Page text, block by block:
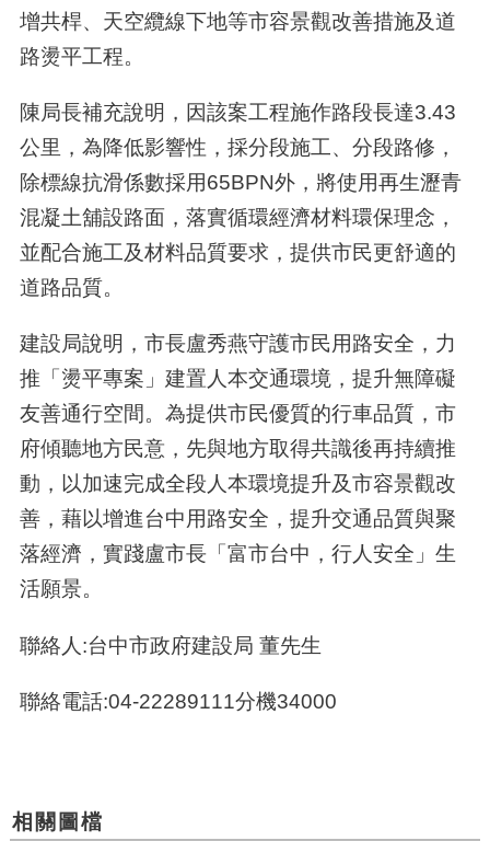
增共桿、天空纜線下地等市容景觀改善措施及道
路燙平工程。
陳局長補充說明，因該案工程施作路段長達3.43
公里，為降低影響性，採分段施工、分段路修，
除標線抗滑係數採用65BPN外，將使用再生瀝青
混凝土舖設路面，落實循環經濟材料環保理念，
並配合施工及材料品質要求，提供市民更舒適的
道路品質。
建設局說明，市長盧秀燕守護市民用路安全，力
推「燙平專案」建置人本交通環境，提升無障礙
友善通行空間。為提供市民優質的行車品質，市
府傾聽地方民意，先與地方取得共識後再持續推
動，以加速完成全段人本環境提升及市容景觀改
善，藉以增進台中用路安全，提升交通品質與聚
落經濟，實踐盧市長「富市台中，行人安全」生
活願景。
聯絡人:台中市政府建設局 董先生
聯絡電話:04-22289111分機34000
相關圖檔